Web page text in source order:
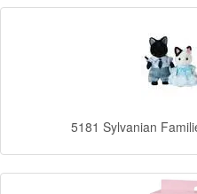
Little
Mario
5181 Sylvanian